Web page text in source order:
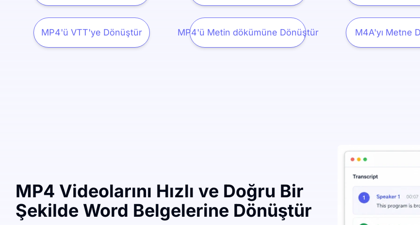
MP4'ü VTT'ye Dönüştür MP4'ü Metin dökümüne Dönüştür M4A'yı Metne
MP4 Videolarını Hızlı ve Doğru Bir
Şekilde Word Belgelerine Dönüştür